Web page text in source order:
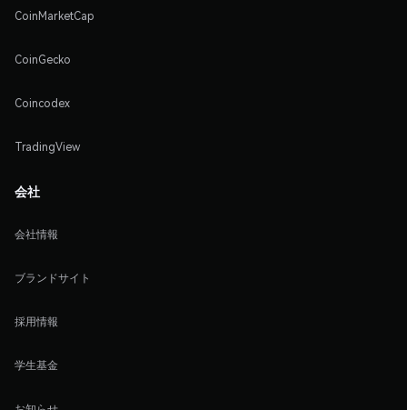
CoinMarketCap
CoinGecko
Coincodex
TradingView
会社
会社情報
ブランドサイト
採用情報
学生基金